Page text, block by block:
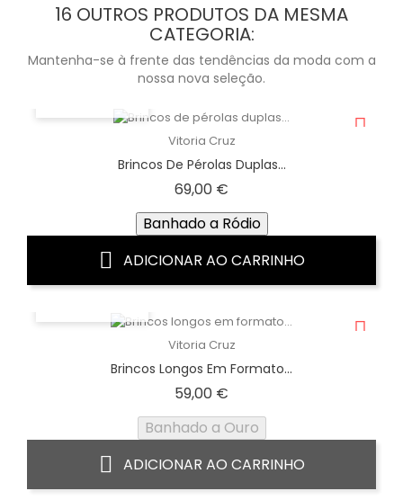
16 OUTROS PRODUTOS DA MESMA
CATEGORIA:
Mantenha-se à frente das tendências da moda com a
nossa nova seleção.
Vitoria Cruz
Brincos De Pérolas Duplas...
69,00 €
Banhado a Ródio
ADICIONAR AO CARRINHO
Vitoria Cruz
Brincos Longos Em Formato...
59,00 €
Banhado a Ouro
ADICIONAR AO CARRINHO